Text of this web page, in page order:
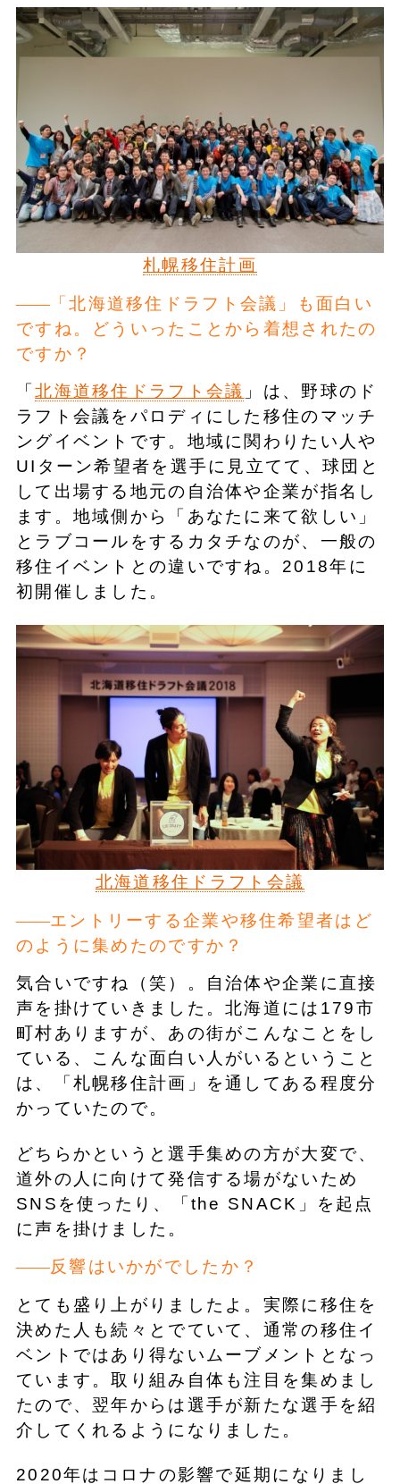
札幌移住計画
「北海道移住ドラフト会議」も面白い
ですね。どういったことから着想されたの
ですか？
「北海道移住ドラフト会議 」は、野球のド
ラフト会議をパロディにした移住のマッチ
ングイベントです。地域に関わりたい人や
UIターン希望者を選手に見立てて、球団と
して出場する地元の自治体や企業が指名し
ます。地域側から「あなたに来て欲しい」
とラブコールをするカタチなのが、一般の
移住イベントとの違いですね。2018年に
初開催しました。
北海道移住ドラフト会議
エントリーする企業や移住希望者はど
のように集めたのですか？
気合いですね（笑）。自治体や企業に直接
声を掛けていきました。北海道には179市
町村ありますが、あの街がこんなことをし
ている、こんな面白い人がいるということ
は、「札幌移住計画」を通してある程度分
かっていたので。
どちらかというと選手集めの方が大変で、
道外の人に向けて発信する場がないため
SNSを使ったり、「the SNACK」を起点
に声を掛けました。
反響はいかがでしたか？
とても盛り上がりましたよ。実際に移住を
決めた人も続々とでていて、通常の移住イ
ベントではあり得ないムーブメントとなっ
ています。取り組み自体も注目を集めまし
たので、翌年からは選手が新たな選手を紹
介してくれるようになりました。
2020年はコロナの影響で延期になりまし